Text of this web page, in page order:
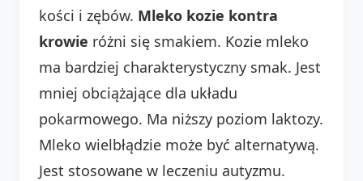
kości i zębów. Mleko kozie kontra
krowie różni się smakiem. Kozie mleko
ma bardziej charakterystyczny smak. Jest
mniej obciążające dla układu
pokarmowego. Ma niższy poziom laktozy.
Mleko wielbłądzie może być alternatywą.
Jest stosowane w leczeniu autyzmu.